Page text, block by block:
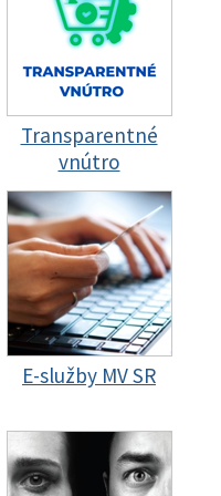
Transparentné
vnútro
E-služby MV SR